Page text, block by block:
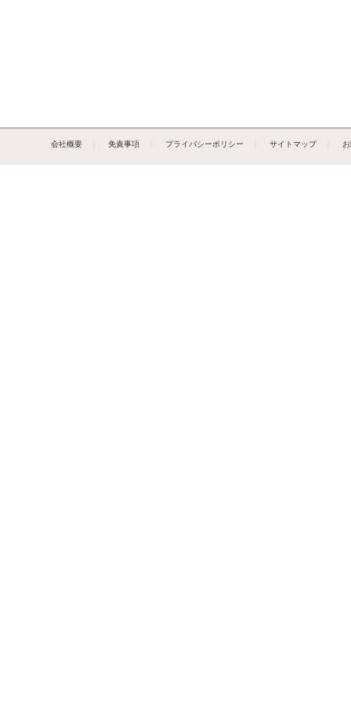
会社概要 免責事項 プライバシーポリシー サイトマップ｜